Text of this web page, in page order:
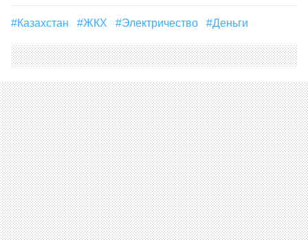
#Казахстан #ЖКХ #электричество #деньги